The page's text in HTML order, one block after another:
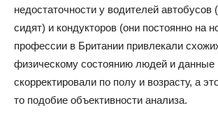
недостаточности у водителей автобусов
сидят) и кондукторов (они постоянно на
профессии в Британии привлекали
физическому состоянию людей и данные
скорректировали по полу и возрасту, а
то подобие объективности анализа.